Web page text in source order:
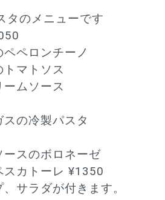
のメニューです
ペペロンチーノ
トマトソス
ームソース
スの冷製パスタ
ースのボロネーゼ
スカトーレ ¥1350
サラダが付きます。